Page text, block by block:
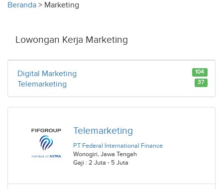
Beranda > Marketing
Lowongan Kerja Marketing
Digital Marketing 104
Telemarketing 37
Telemarketing
PT Federal International Finance
Wonogiri, Jawa Tengah
Gaji : 2 Juta - 5 Juta